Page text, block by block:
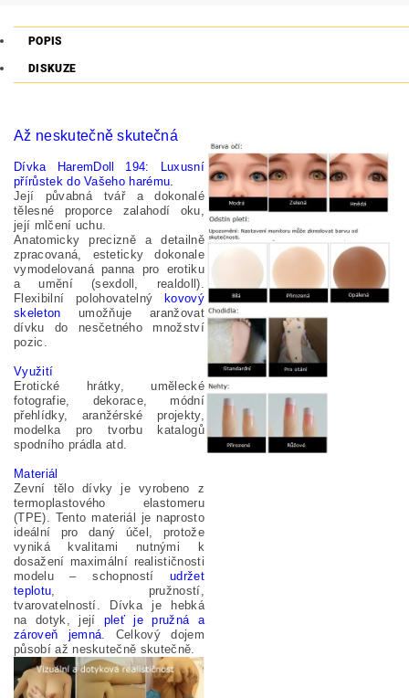
POPIS
DISKUZE
Až neskutečně skutečná
Dívka HaremDoll 194: Luxusní
přírůstek do Vašeho harému.
Její půvabná tvář a dokonalé
tělesné proporce zalahodí oku,
její mlčení uchu.
Anatomicky precizně a detailně
zpracovaná, esteticky dokonale
vymodelovaná panna pro erotiku
a umění (sexdoll, realdoll).
Flexibilní polohovatelný kovový
skeletonumožňuje aranžovat
dívku do nesčetného množství
pozic.
Využití
Erotické hrátky, umělecké
fotografie, dekorace, módní
přehlídky, aranžérské projekty,
modelka pro tvorbu katalogů
spodního prádla atd.
Materiál
Zevní tělo dívky je vyrobeno z
termoplastového elastomeru
(TPE). Tento materiál je naprosto
ideální pro daný účel, protože
vyniká kvalitami nutnými k
dosažení maximální realističnosti
modelu – schopnostíudržet
teplotu, pružností,
tvarovatelností. Dívka je hebká
na dotyk, její pleť je pružná a
zároveň jemná. Celkový dojem
působí až neskutečně skutečně.